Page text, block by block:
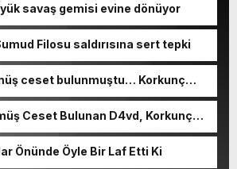
savaş gemisi evine dönüyor
Filosu saldırısına sert tepki
ceset bulunmuştu… Korkunç
ortaya çıktı
Ceset Bulunan D4vd, Korkunç
Önünde Öyle Bir Laf Etti Ki